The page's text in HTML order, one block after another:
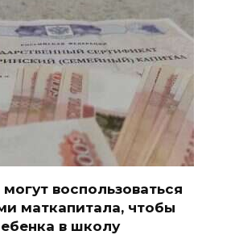
воспользоваться
маткапитала, чтобы
в школу